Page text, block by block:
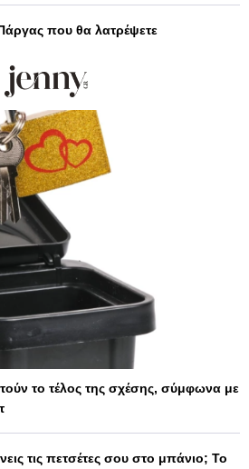
που θα λατρέψετε
το τέλος της σχέσης, σύμφωνα με
τις πετσέτες σου στο μπάνιο; Το